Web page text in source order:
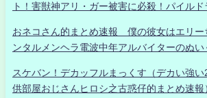
ト！害獣神アリ・ガー被害に必殺！パイルド
おネコさん的まとめ速報 僕の彼女はエリー
ンタルメンヘラ電波中年アルバイターのぬ
スケバン！デカッフルまっくす（デカい強
供部屋おじさんヒロシ之古惑仔的まとめ速報